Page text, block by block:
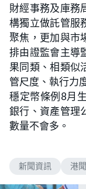
財經事務及庫務
構獨立做託管服
聚焦，更加與市
排由證監會主導
果同類、相類似
管尺度、執行力
穩定幣條例8月
銀行、資產管理
數量不會多。
新聞資訊 港聞